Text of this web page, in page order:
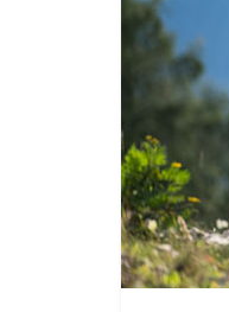
Dolny
Śląsk,
informacje,
wiadomości,
wydarzenia
kulturalne,
sport,
reklama